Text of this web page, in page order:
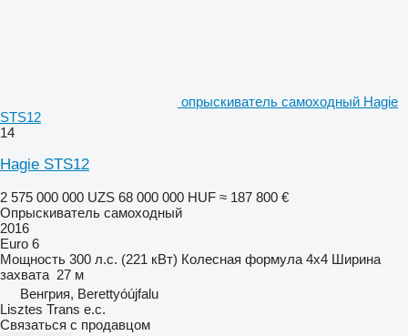
опрыскиватель самоходный Hagie
STS12
14
Hagie STS12
2 575 000 000 UZS 68 000 000 HUF ≈ 187 800 €
Опрыскиватель самоходный
2016
Euro 6
Мощность 300 л.с. (221 кВт) Колесная формула 4x4 Ширина
захвата 27 м
Венгрия, Berettyóújfalu
Lisztes Trans e.c.
Связаться с продавцом